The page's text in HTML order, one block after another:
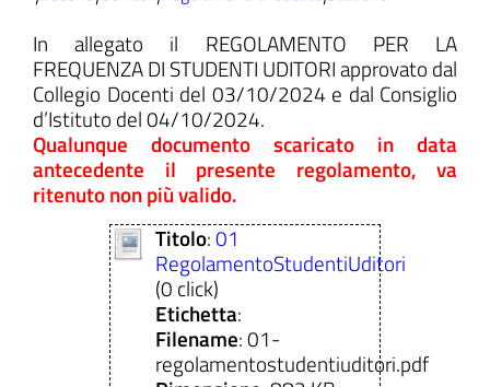
del sito
In allegato il REGOLAMENTO PER LA
FREQUENZA DI STUDENTI UDITORI approvato dal
Collegio Docenti del 03/10/2024 e dal Consiglio
d’Istituto del 04/10/2024.
Qualunque documento scaricato in data
antecedente il presente regolamento, va
ritenuto non più valido.
Titolo:01
RegolamentoStudentiUditori
(0 click)
Etichetta:
Filename: 01-
regolamentostudentiuditori.pdf